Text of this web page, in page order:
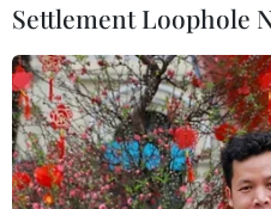
Phó Thủ tướng Phạm Thị
Thanh Trà dự lễ khởi công
xây Trường THPT Nam
Đàn 1
Settlement Loophole